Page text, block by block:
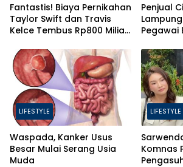
Fantastis! Biaya Pernikahan
Taylor Swift dan Travis
Kelce Tembus Rp800 Miliar,
Penjual
Pegawai
LIFESTYLE
Waspada, Kanker Usus
Besar Mulai Serang Usia
Muda
LIFESTYLE
Komnas